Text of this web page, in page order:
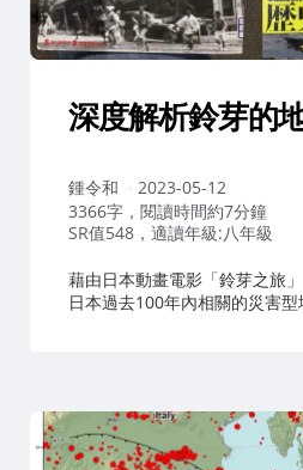
深度解析鈴芽的
作
者：
鍾令和
2023-05-12
3366字，閱讀時間約7分鐘
SR值548，適讀年級:八年級
藉由日本動畫電影「鈴芽之旅
日本過去100年內相關的災害型